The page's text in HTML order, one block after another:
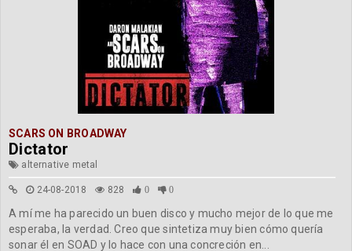
SCARS ON BROADWAY
Dictator
alternative metal
24-08-2018 828 0 0
A mí me ha parecido un buen disco y mucho mejor de lo que me
esperaba, la verdad. Creo que sintetiza muy bien cómo quería
sonar él en SOAD y lo hace con una concreción en...